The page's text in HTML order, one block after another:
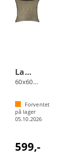
Lama Porto putetrekk
60x60 Brun
Forventet
på lager
05.10.2026
599,-